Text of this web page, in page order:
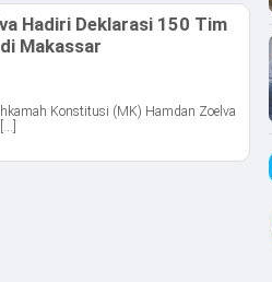
Hadiri Deklarasi 150 Tim
Makassar
Konstitusi (MK) Hamdan Zoelva